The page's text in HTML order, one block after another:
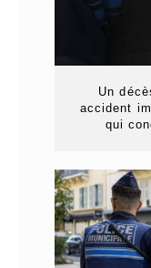
Un
accident
qui